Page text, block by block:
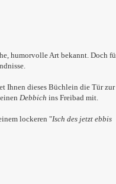
humorvolle Art bekannt. Doch
Ihnen dieses Büchlein die Tür zur
Debbich ins Freibad mit.
lockeren "Isch des jetzt ebbis